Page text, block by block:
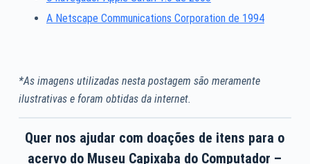
A Netscape Communications Corporation de 1994
*As imagens utilizadas nesta postagem são meramente
ilustrativas e foram obtidas da internet.
Quer nos ajudar com doações de itens para o
acervo do Museu Capixaba do Computador –